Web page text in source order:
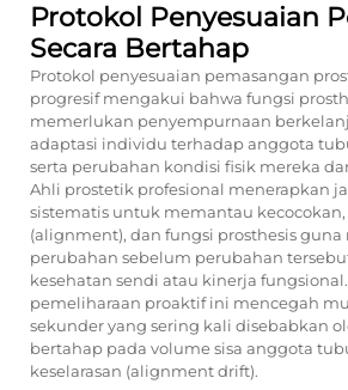
Protokol Penyesuaian
Secara Bertahap
Protokol penyesuaian pemasangan
progresif mengakui bahwa fungsi
memerlukan penyempurnaan
adaptasi individu terhadap anggota
serta perubahan kondisi fisik mereka
Ahli prostetik profesional menerapkan
sistematis untuk memantau kecocokan,
(alignment), dan fungsi prosthesis
perubahan sebelum perubahan
kesehatan sendi atau kinerja
pemeliharaan proaktif ini mencegah
sekunder yang sering kali disebabkan
bertahap pada volume sisa anggota
keselarasan (alignment drift).